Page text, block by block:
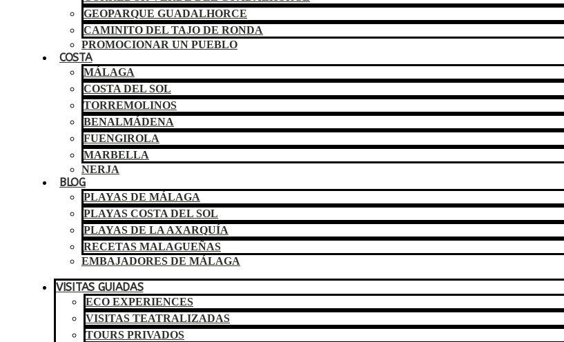
GEOPARQUE GUADALHORCE
CAMINITO DEL TAJO DE RONDA
PROMOCIONAR UN PUEBLO
COSTA
MÁLAGA
COSTA DEL SOL
TORREMOLINOS
BENALMÁDENA
FUENGIROLA
MARBELLA
NERJA
BLOG
PLAYAS DE MÁLAGA
PLAYAS COSTA DEL SOL
PLAYAS DE LA AXARQUÍA
RECETAS MALAGUEÑAS
EMBAJADORES DE MÁLAGA
VISITAS GUIADAS
ECO EXPERIENCES
VISITAS TEATRALIZADAS
TOURS PRIVADOS